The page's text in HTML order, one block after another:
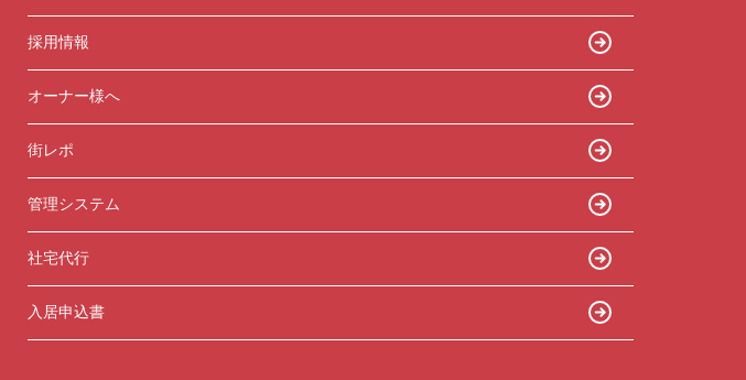
採用情報
オーナー様へ
街レポ
管理システム
社宅代行
入居申込書